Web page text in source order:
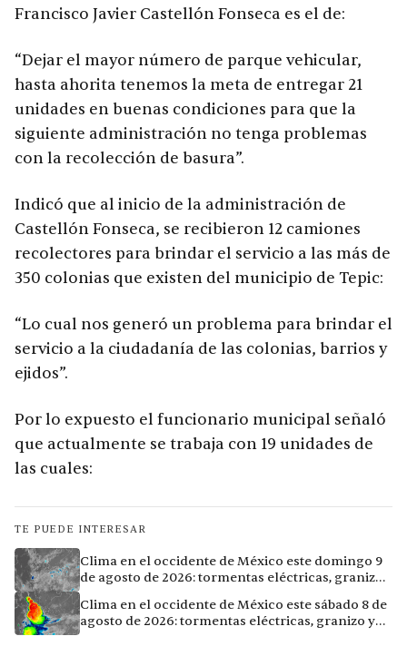
Francisco Javier Castellón Fonseca es el de:
“Dejar el mayor número de parque vehicular,
hasta ahorita tenemos la meta de entregar 21
unidades en buenas condiciones para que la
siguiente administración no tenga problemas
con la recolección de basura”.
Indicó que al inicio de la administración de
Castellón Fonseca, se recibieron 12 camiones
recolectores para brindar el servicio a las más de
350 colonias que existen del municipio de Tepic:
“Lo cual nos generó un problema para brindar el
servicio a la ciudadanía de las colonias, barrios y
ejidos”.
Por lo expuesto el funcionario municipal señaló
que actualmente se trabaja con 19 unidades de
las cuales:
TE PUEDE INTERESAR
Clima en el occidente de México este domingo 9
de agosto de 2026: tormentas eléctricas, granizo
Clima en el occidente de México este sábado 8 de
agosto de 2026: tormentas eléctricas, granizo y